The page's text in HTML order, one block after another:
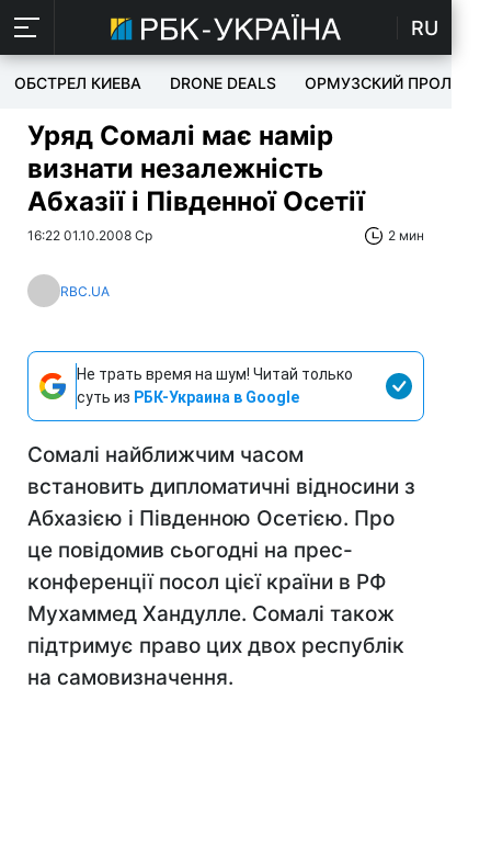
RU
ОБСТРЕЛ КИЕВА DRONE DEALS ОРМУЗСКИЙ ПРОЛИВ
Уряд Сомалі має намір
визнати незалежність
Абхазії і Південної Осетії
16:22 01.10.2008 Ср 2 мин
RBC.UA
Не трать время на шум! Читай только
суть из РБК-Украина в Google
Сомалі найближчим часом
встановить дипломатичні відносини з
Абхазією і Південною Осетією. Про
це повідомив сьогодні на прес-
конференції посол цієї країни в РФ
Мухаммед Хандулле. Сомалі також
підтримує право цих двох республік
на самовизначення.